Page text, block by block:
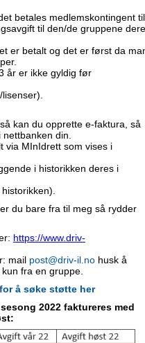
betales medlemskontingent til
til den/de gruppene dere
er betalt og det er først da
år er ikke gyldig før
kan du opprette e-faktura, så
din.
via MInIdrett som vises i
i historikken deres i
du bare fra til meg så rydder
https://www.driv-
mail post@driv-il.no husk å
fra en gruppe.
å søke støtte her
2022 faktureres med